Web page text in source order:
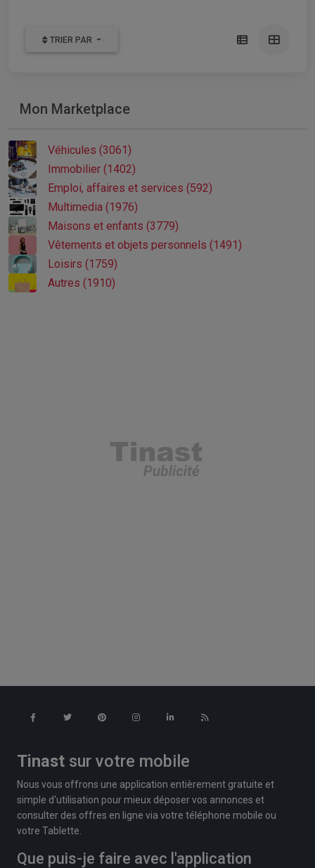
TRIER PAR
Mon Marketplace
Véhicules (3061)
Immobilier (1402)
Emploi, affaires et services (592)
Multimedia (1976)
Maisons et enfants (3779)
Vêtements et objets personnels (1491)
Loisirs (1759)
Autres (1910)
Tinast sur votre mobile
Nous vous offrons une application entièrement gratuite et
simple d'utilisation pour mieux déposer vos annonces et
consulter des offres en ligne via votre téléphone mobile ou
votre Tablette.
Que puis-je faire avec l'application